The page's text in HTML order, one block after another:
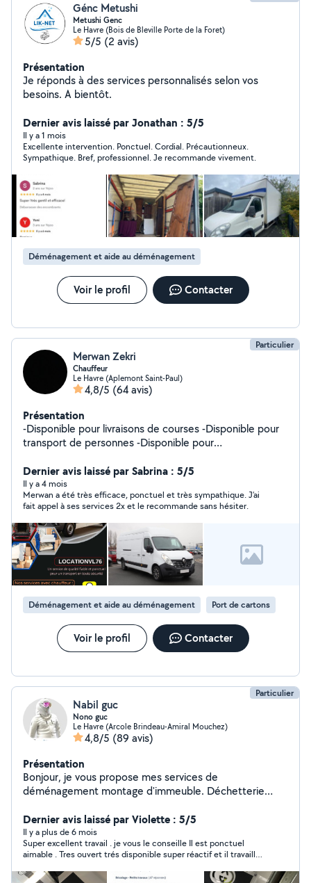
Génc Metushi
Metushi Genc
Le Havre (Bois de Bleville Porte de la Foret)
5/5 (2 avis)
Présentation
Je réponds à des services personnalisés selon vos
besoins. A bientôt.
Dernier avis laissé par Jonathan : 5/5
Il y a 1 mois
Excellente intervention. Ponctuel. Cordial. Précautionneux.
Sympathique. Bref, professionnel. Je recommande vivement.
Déménagement et aide au déménagement
Voir le profil Contacter
Particulier
Merwan Zekri
Chauffeur
Le Havre (Aplemont Saint-Paul)
4,8/5 (64 avis)
Présentation
-Disponible pour livraisons de courses -Disponible pour
transport de personnes -Disponible pour
Dernier avis laissé par Sabrina : 5/5
Il y a 4 mois
Merwan a été très efficace, ponctuel et très sympathique. J’ai
fait appel à ses services 2x et le recommande sans hésiter.
Déménagement et aide au déménagement Port de cartons
Voir le profil Contacter
Particulier
Nabil guc
Nono guc
Le Havre (Arcole Brindeau-Amiral Mouchez)
4,8/5 (89 avis)
Présentation
Bonjour, je vous propose mes services de
déménagement montage d'immeuble. Déchetterie
Dernier avis laissé par Violette : 5/5
Il y a plus de 6 mois
Super excellent travail . je vous le conseille Il est ponctuel
aimable . Tres ouvert trés disponible super réactif et il travaille